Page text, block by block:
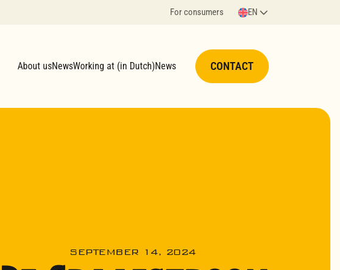
For consumers EN
About usNewsWorking at (in Dutch)News CONTACT
SEPTEMBER 14, 2024